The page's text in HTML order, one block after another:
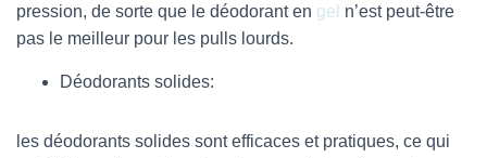
pression, de sorte que le déodorant en gel n’est peut-être
pas le meilleur pour les pulls lourds.
Déodorants solides:
les déodorants solides sont efficaces et pratiques, ce qui